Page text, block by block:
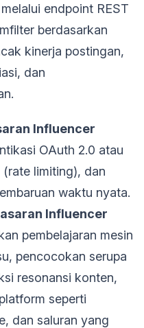
endpoint REST
berdasarkan
kinerja postingan,
dan
Influencer
OAuth 2.0 atau
limiting), dan
waktu nyata.
Influencer
pembelajaran mesin
pencocokan serupa
resonansi konten,
seperti
dan saluran yang